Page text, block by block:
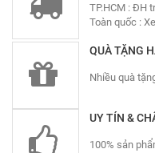
TP.HCM : ĐH
Toàn quốc :
QUÀ TẶNG
Nhiều quà
UY TÍN &
100% sản